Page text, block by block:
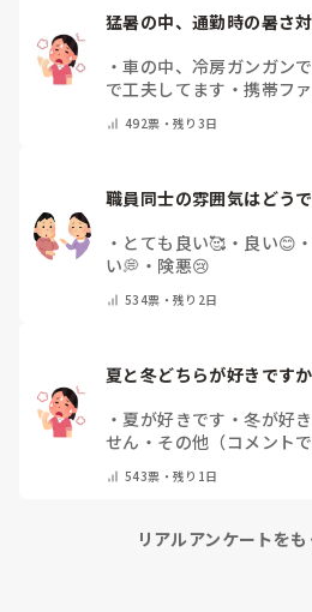
猛暑の中、通勤時の暑さ
・車の中、冷房ガンガン
で工夫してます ・携帯フ
ん ・その他（コメントで
492票・残り3日
職員同士の雰囲気はどう
・ とても良い🥰 ・ 良い😊 ・
い💭 ・ 険悪😢
534票・残り2日
夏と冬どちらが好きです
・ 夏が好きです ・冬が好
せん ・ その他（コメント
543票・残り1日
リアルアンケートを